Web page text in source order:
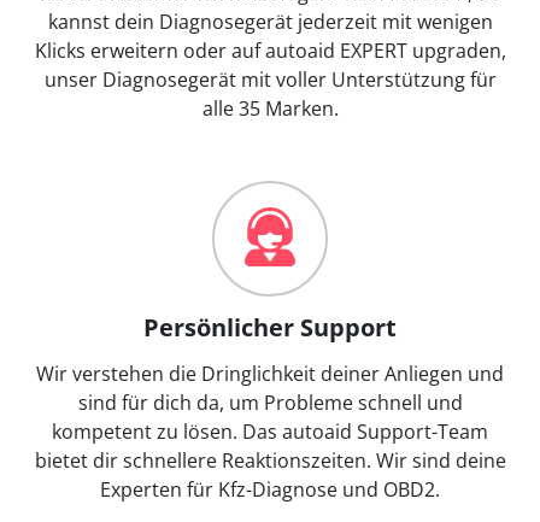
kannst dein Diagnosegerät jederzeit mit wenigen
Klicks erweitern oder auf autoaid EXPERT upgraden,
unser Diagnosegerät mit voller Unterstützung für
alle 35 Marken.
Persönlicher Support
Wir verstehen die Dringlichkeit deiner Anliegen und
sind für dich da, um Probleme schnell und
kompetent zu lösen. Das autoaid Support-Team
bietet dir schnellere Reaktionszeiten. Wir sind deine
Experten für Kfz-Diagnose und OBD2.